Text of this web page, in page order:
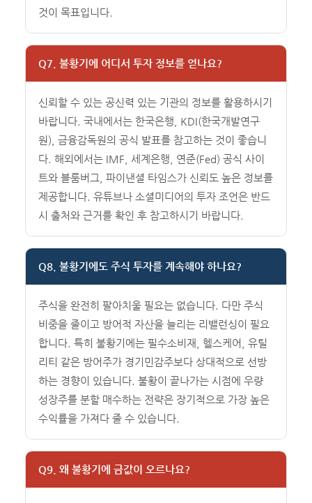
것이 목표입니다.
Q7. 불황기에 어디서 투자 정보를 얻나요?
신뢰할 수 있는 공신력 있는 기관의 정보를 활용하시기
바랍니다. 국내에서는 한국은행, KDI(한국개발연구
원), 금융감독원의 공식 발표를 참고하는 것이 좋습니
다. 해외에서는 IMF, 세계은행, 연준(Fed) 공식 사이
트와 블룸버그, 파이낸셜 타임스가 신뢰도 높은 정보를
제공합니다. 유튜브나 소셜미디어의 투자 조언은 반드
시 출처와 근거를 확인 후 참고하시기 바랍니다.
Q8. 불황기에도 주식 투자를 계속해야 하나요?
주식을 완전히 팔아치울 필요는 없습니다. 다만 주식
비중을 줄이고 방어적 자산을 늘리는 리밸런싱이 필요
합니다. 특히 불황기에는 필수소비재, 헬스케어, 유틸
리티 같은 방어주가 경기민감주보다 상대적으로 선방
하는 경향이 있습니다. 불황이 끝나가는 시점에 우량
성장주를 분할 매수하는 전략은 장기적으로 가장 높은
수익률을 가져다 줄 수 있습니다.
Q9. 왜 불황기에 금값이 오르나요?